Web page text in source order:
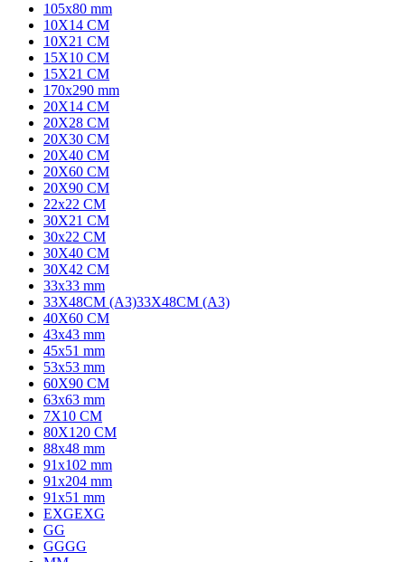
105x80 mm
10X14 CM
10X21 CM
15X10 CM
15X21 CM
170x290 mm
20X14 CM
20X28 CM
20X30 CM
20X40 CM
20X60 CM
20X90 CM
22x22 CM
30X21 CM
30x22 CM
30X40 CM
30X42 CM
33x33 mm
33X48CM (A3)33X48CM (A3)
40X60 CM
43x43 mm
45x51 mm
53x53 mm
60X90 CM
63x63 mm
7X10 CM
80X120 CM
88x48 mm
91x102 mm
91x204 mm
91x51 mm
EXGEXG
GG
GGGG